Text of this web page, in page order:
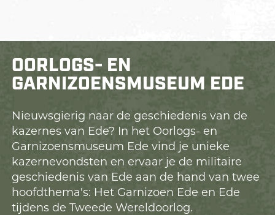
OORLOGS- EN
GARNIZOENSMUSEUM EDE
Nieuwsgierig naar de geschiedenis van de
kazernes van Ede? In het Oorlogs- en
Garnizoensmuseum Ede vind je unieke
kazernevondsten en ervaar je de militaire
geschiedenis van Ede aan de hand van twee
hoofdthema's: Het Garnizoen Ede en Ede
tijdens de Tweede Wereldoorlog.